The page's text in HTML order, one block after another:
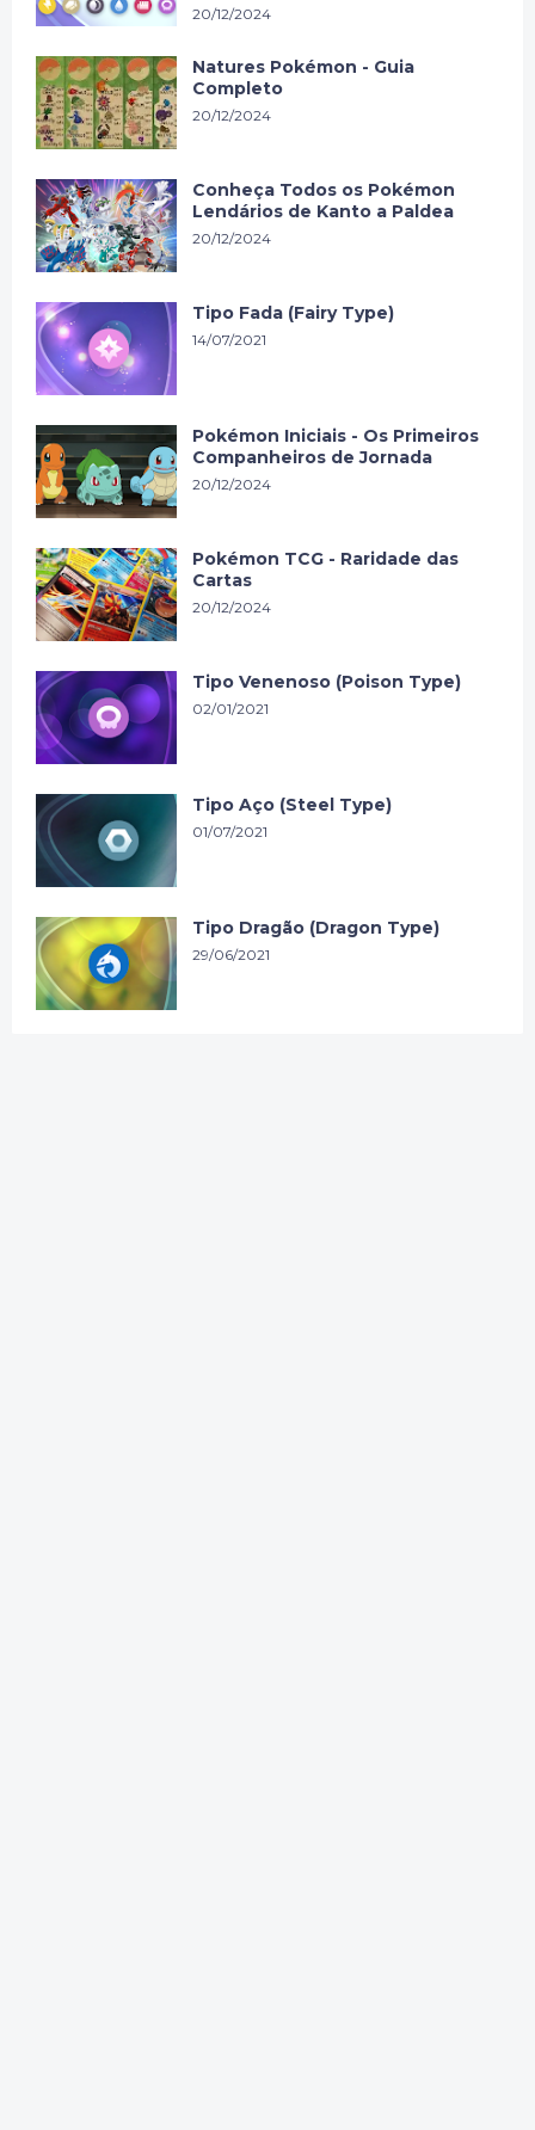
20/12/2024
Natures Pokémon - Guia
Completo
20/12/2024
Conheça Todos os Pokémon
Lendários de Kanto a Paldea
20/12/2024
Tipo Fada (Fairy Type)
14/07/2021
Pokémon Iniciais - Os Primeiros
Companheiros de Jornada
20/12/2024
Pokémon TCG - Raridade das
Cartas
20/12/2024
Tipo Venenoso (Poison Type)
02/01/2021
Tipo Aço (Steel Type)
01/07/2021
Tipo Dragão (Dragon Type)
29/06/2021